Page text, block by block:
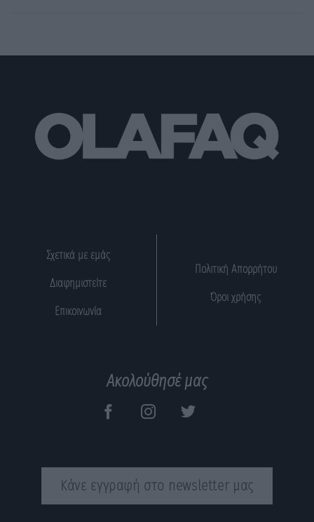
Σχετικά με εμάς
Διαφημιστείτε
Επικοινωνία
Πολιτική Απορρήτου
Όροι χρήσης
Ακολούθησέ μας
Κάνε εγγραφή στο newsletter μας